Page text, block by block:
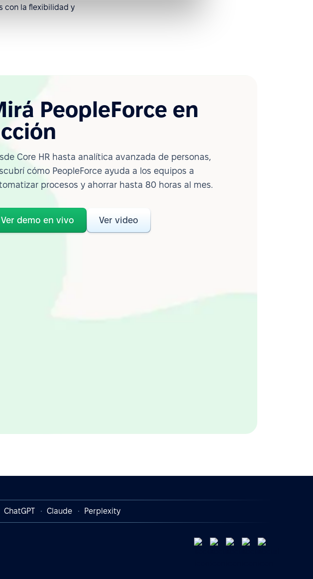
con la flexibilidad y
PeopleForce en
Core HR hasta analítica avanzada de personas,
cómo PeopleForce ayuda a los equipos a
procesos y ahorrar hasta 80 horas al mes.
Ver demo en vivo Ver video
ChatGPT Claude Perplexity